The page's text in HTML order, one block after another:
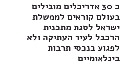
כ 30 אדריכלים מובילים
בעולם קוראים לממשלת
ישראל לסגת מתכנית
הרכבל לעיר העתיקה ולא
לפגוע בנכסי תרבות
בינלאומיים